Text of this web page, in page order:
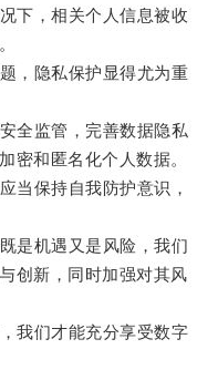
，相关个人信息被收
隐私保护显得尤为重
监管，完善数据隐私
密和匿名化个人数据。
保持自我防护意识，
机遇又是风险，我们
创新，同时加强对其风
们才能充分享受数字